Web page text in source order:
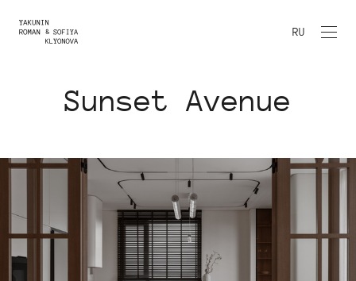
RU
Sunset Avenue